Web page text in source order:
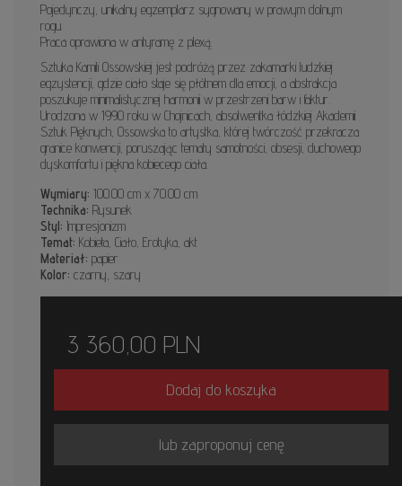
Pojedynczy, unikalny egzemplarz sygnowany w prawym dolnym
rogu.
Praca oprawiona w antyramę z plexą.
Sztuka Kamili Ossowskiej jest podróżą przez zakamarki ludzkiej
egzystencji, gdzie ciało staje się płótnem dla emocji, a abstrakcja
poszukuje minimalistycznej harmonii w przestrzeni barw i faktur.
Urodzona w 1990 roku w Chojnicach, absolwentka łódzkiej Akademii
Sztuk Pięknych, Ossowska to artystka, której twórczość przekracza
granice konwencji, poruszając tematy samotności, obsesji, duchowego
dyskomfortu i piękna kobiecego ciała.
Wymiary: 100.00 cm x 70.00 cm
Technika: Rysunek
Styl: Impresjonizm
Temat: Kobieta, Ciało, Erotyka, akt
Materiał: papier
Kolor: czarny, szary
3 360,00 PLN
Dodaj do koszyka
lub zaproponuj cenę